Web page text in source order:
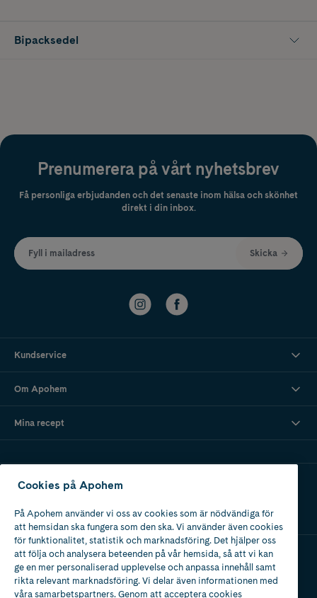
Bipacksedel
Prenumerera på vårt nyhetsbrev
Få personliga erbjudanden och det senaste inom hälsa och skönhet
direkt i din inbox.
Fyll i mailadress Skicka
Kundservice
Om Apohem
Mina recept
Ladda ner vår app
Apotek med tillstånd
av Läkemedelsverket
Cookies på Apohem
På Apohem använder vi oss av cookies som är nödvändiga för
att hemsidan ska fungera som den ska. Vi använder även cookies
för funktionalitet, statistik och marknadsföring. Det hjälper oss
att följa och analysera beteenden på vår hemsida, så att vi kan
ge en mer personaliserad upplevelse och anpassa innehåll samt
rikta relevant marknadsföring. Vi delar även informationen med
våra samarbetspartners. Genom att acceptera cookies